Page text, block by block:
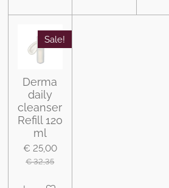
Sale!
Derma
daily
cleanser
Refill 120
ml
€ 25,00
€ 32,35